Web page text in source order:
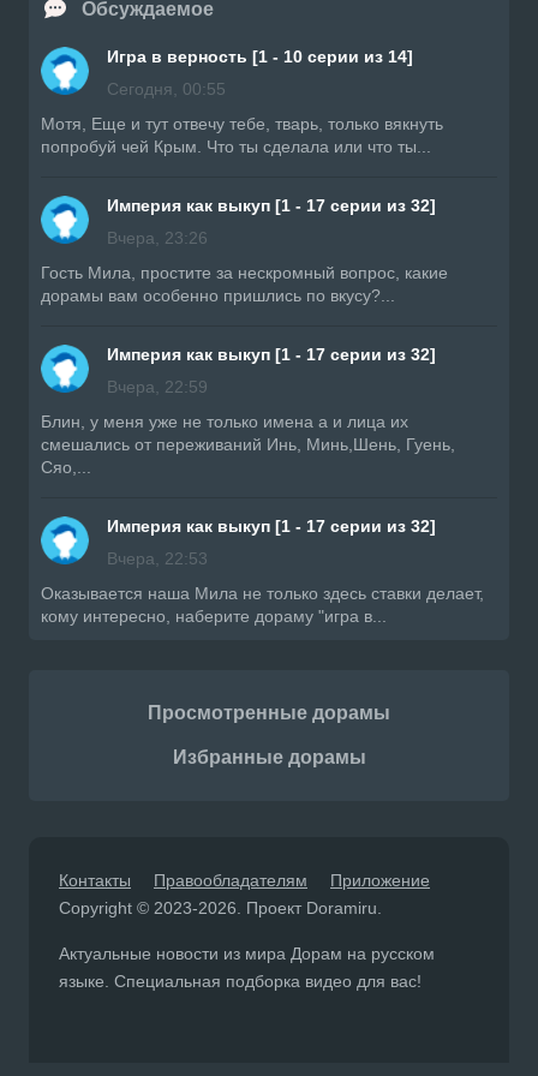
Обсуждаемое
Игра в верность [1 - 10 серии из 14]
Сегодня, 00:55
Мотя, Еще и тут отвечу тебе, тварь, только вякнуть
попробуй чей Крым. Что ты сделала или что ты...
Империя как выкуп [1 - 17 серии из 32]
Вчера, 23:26
Гость Мила, простите за нескромный вопрос, какие
дорамы вам особенно пришлись по вкусу?...
Империя как выкуп [1 - 17 серии из 32]
Вчера, 22:59
Блин, у меня уже не только имена а и лица их
смешались от переживаний Инь, Минь,Шень, Гуень,
Сяо,...
Империя как выкуп [1 - 17 серии из 32]
Вчера, 22:53
Оказывается наша Мила не только здесь ставки делает,
кому интересно, наберите дораму "игра в...
Просмотренные дорамы
Избранные дорамы
Контакты Правообладателям
Приложение
Copyright © 2023-2026. Проект Doramiru.
Актуальные новости из мира Дорам на русском
языке. Специальная подборка видео для вас!